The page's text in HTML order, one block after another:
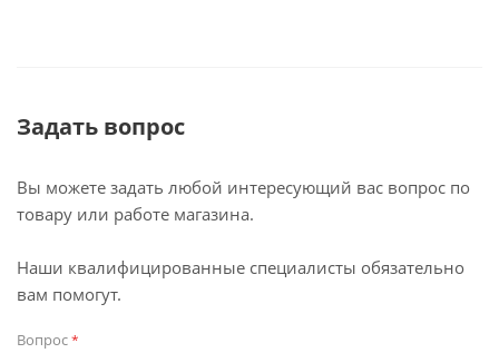
Задать вопрос
Вы можете задать любой интересующий вас вопрос по
товару или работе магазина.
Наши квалифицированные специалисты обязательно
вам помогут.
Вопрос*